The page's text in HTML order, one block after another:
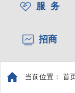
服 务
招商
当前位置： 首